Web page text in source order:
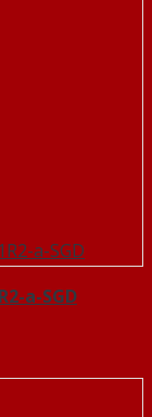
a-SGD